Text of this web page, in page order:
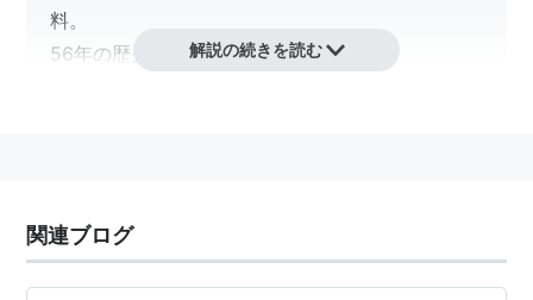
料。
56年の歴史ある東京下町の味。
＜おいしい作り方＞
解説の続きを読む
関連ブログ